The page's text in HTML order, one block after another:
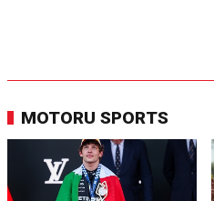
MOTORU SPORTS